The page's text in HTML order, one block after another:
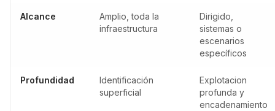
Alcance
Amplio, toda la
infraestructura
Dirigido,
sistemas o
escenarios
específicos
Profundidad
Identificación
superficial
Explotacion
profunda y
encadenamiento